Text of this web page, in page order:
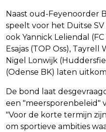
Naast oud-Feyenoorder
speelt voor het Duitse
ook Yannick Leliendal
Esajas (TOP Oss),
Nigel Lonwijk
(Odense BK) laten
De bond laat
een "meersporenbeleid"
"Voor de korte termijn
om sportieve ambities